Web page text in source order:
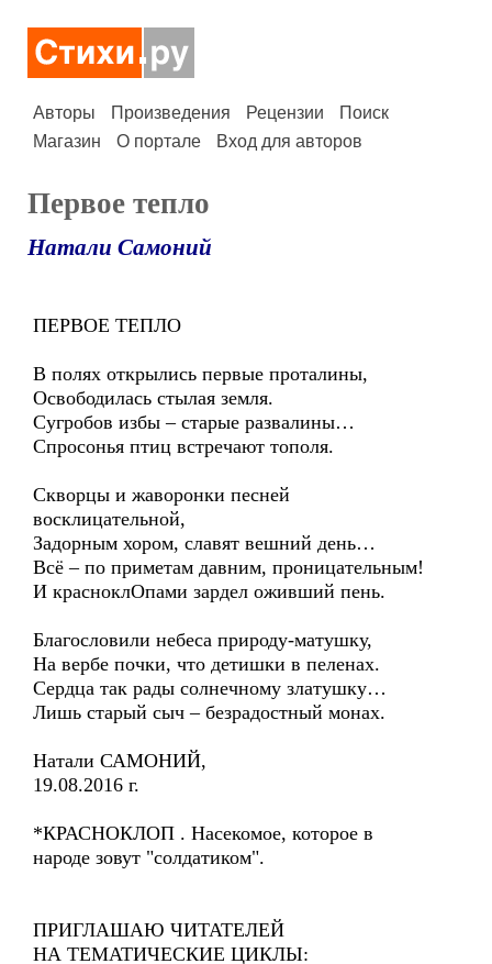
Авторы Произведения Рецензии
Поиск
Магазин
О портале Вход для авторов
Первое тепло
Натали Самоний
ПЕРВОЕ ТЕПЛО
В полях открылись первые проталины,
Освободилась стылая земля.
Сугробов избы – старые развалины…
Спросонья птиц встречают тополя.
Скворцы и жаворонки песней
восклицательной,
Задорным хором, славят вешний день…
Всё – по приметам давним, проницательным!
И красноклОпами зардел оживший пень.
Благословили небеса природу-матушку,
На вербе почки, что детишки в пеленах.
Сердца так рады солнечному златушку…
Лишь старый сыч – безрадостный монах.
Натали САМОНИЙ,
19.08.2016 г.
*КРАСНОКЛОП . Насекомое, которое в
народе зовут "солдатиком".
ПРИГЛАШАЮ ЧИТАТЕЛЕЙ
НА ТЕМАТИЧЕСКИЕ ЦИКЛЫ: